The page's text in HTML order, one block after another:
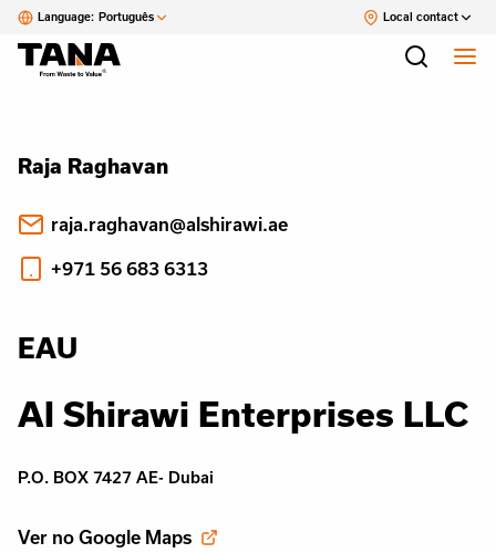
Language: Português Local contact
Raja Raghavan
raja.raghavan@alshirawi.ae
+971 56 683 6313
EAU
Al Shirawi Enterprises LLC
P.O. BOX 7427 AE- Dubai
Ver no Google Maps